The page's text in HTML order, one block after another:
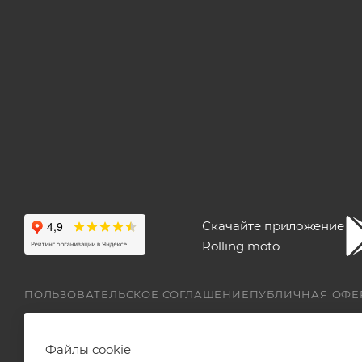
Скачайте приложение
Rolling moto
ПОЛЬЗОВАТЕЛЬСКОЕ СОГЛАШЕНИЕПУБЛИЧНАЯ
Файлы cookie